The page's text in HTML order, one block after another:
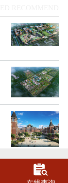
